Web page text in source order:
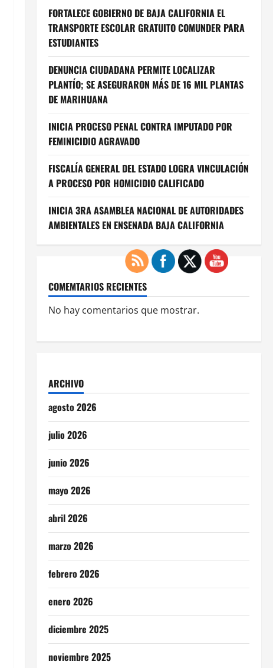
FORTALECE GOBIERNO DE BAJA CALIFORNIA EL
TRANSPORTE ESCOLAR GRATUITO COMUNDER PARA
ESTUDIANTES
DENUNCIA CIUDADANA PERMITE LOCALIZAR
PLANTÍO; SE ASEGURARON MÁS DE 16 MIL PLANTAS
DE MARIHUANA
INICIA PROCESO PENAL CONTRA IMPUTADO POR
FEMINICIDIO AGRAVADO
FISCALÍA GENERAL DEL ESTADO LOGRA VINCULACIÓN
A PROCESO POR HOMICIDIO CALIFICADO
INICIA 3RA ASAMBLEA NACIONAL DE AUTORIDADES
AMBIENTALES EN ENSENADA BAJA CALIFORNIA
COMEMTARIOS RECIENTES
No hay comentarios que mostrar.
ARCHIVO
agosto 2026
julio 2026
junio 2026
mayo 2026
abril 2026
marzo 2026
febrero 2026
enero 2026
diciembre 2025
noviembre 2025